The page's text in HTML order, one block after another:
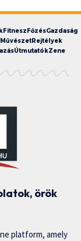
FitneszFőzésGazdaság
MűvészetRejtélyek
ÚtmutatókZene
örök
platform, amely